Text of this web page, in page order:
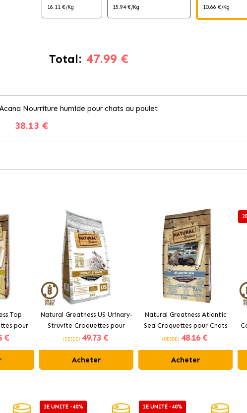
16.11 €/Kg 15.94 €/Kg 10.66 €/Kg
Total: 47.99 €
Acana Nourriture humide pour chats au poulet
38.13 €
Top
pour
Lapin
€
Natural Greatness US Urinary-
Struvite Croquettes pour
Chats au Poulet
(DESDE) 49.73 €
Acheter
Natural Greatness Atlantic
Sea Croquettes pour Chats
Stérilisés et Senior
(DESDE) 48.16 €
Acheter
2E UNITÉ -40% 2E UNITÉ -40%